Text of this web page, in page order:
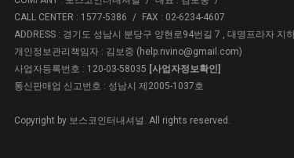
CALL CENTER : 1577-5386 /
FAX : 02-6234-4607
ADDRESS : 경기도 성남시 분당구 양현로94번길 7 , 대명프라자 지
개인정보관리책임자 : 김보중 ( help.nvino@gmail.com)
사업자등록번호 : 120-03-58035 [사업자정보확인]
통신판매업 신고번호 : 성남시 제2005-1037호
Copyright by 보스코인터내셔널. All rights reserved.